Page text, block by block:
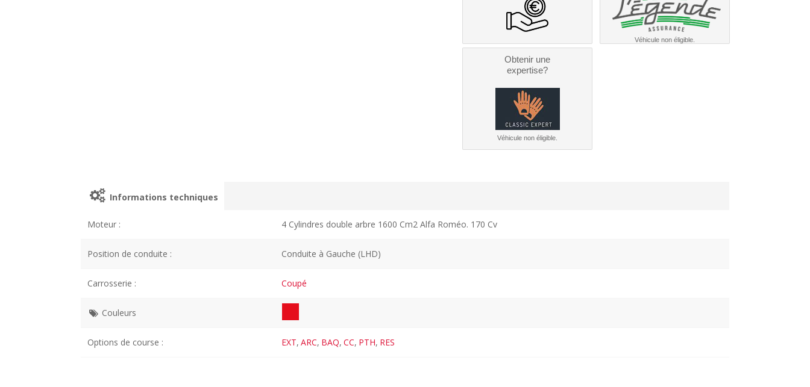
Véhicule non éligible.
Obtenir une
expertise?
Véhicule non éligible.
Informations techniques
Moteur : 4 Cylindres double arbre 1600 Cm2 Alfa Roméo. 170 Cv
Position de conduite : Conduite à Gauche (LHD)
Carrosserie : Coupé
Couleurs
Options de course : EXT, ARC, BAQ, CC, PTH, RES